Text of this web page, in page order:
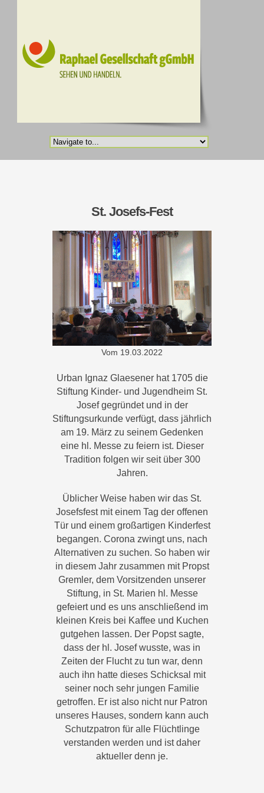
St. Josefs-Fest
Vom 19.03.2022
Urban Ignaz Glaesener hat 1705 die
Stiftung Kinder- und Jugendheim St.
Josef gegründet und in der
Stiftungsurkunde verfügt, dass jährlich
am 19. März zu seinem Gedenken
eine hl. Messe zu feiern ist. Dieser
Tradition folgen wir seit über 300
Jahren.
Üblicher Weise haben wir das St.
Josefsfest mit einem Tag der offenen
Tür und einem großartigen Kinderfest
begangen. Corona zwingt uns, nach
Alternativen zu suchen. So haben wir
in diesem Jahr zusammen mit Propst
Gremler, dem Vorsitzenden unserer
Stiftung, in St. Marien hl. Messe
gefeiert und es uns anschließend im
kleinen Kreis bei Kaffee und Kuchen
gutgehen lassen. Der Popst sagte,
dass der hl. Josef wusste, was in
Zeiten der Flucht zu tun war, denn
auch ihn hatte dieses Schicksal mit
seiner noch sehr jungen Familie
getroffen. Er ist also nicht nur Patron
unseres Hauses, sondern kann auch
Schutzpatron für alle Flüchtlinge
verstanden werden und ist daher
aktueller denn je.